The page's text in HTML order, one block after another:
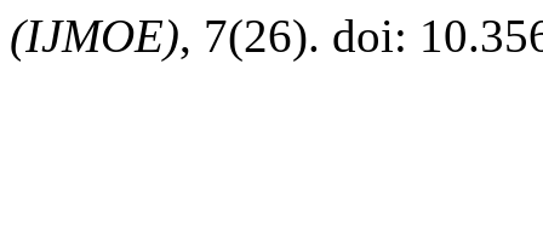
(IJMOE), 7(26). doi: